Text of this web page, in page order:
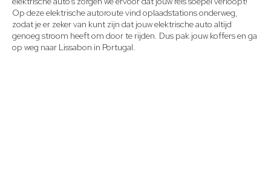
Op deze elektrische autoroute vind oplaadstations onderweg,
zodat je er zeker van kunt zijn dat jouw elektrische auto altijd
genoeg stroom heeft om door te rijden. Dus pak jouw koffers en ga
op weg naar Lissabon in Portugal.